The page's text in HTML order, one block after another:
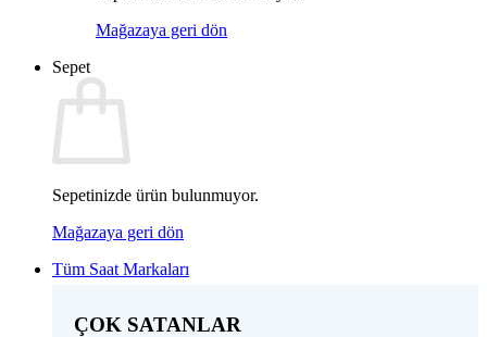
Mağazaya geri dön
Sepet
Sepetinizde ürün bulunmuyor.
Mağazaya geri dön
Tüm Saat Markaları
ÇOK SATANLAR